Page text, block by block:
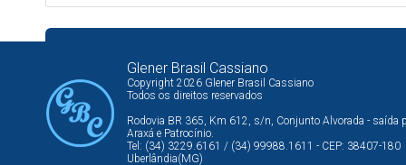
Glener Brasil Cassiano
Copyright 2026 Glener Brasil Cassiano
Todos os direitos reservados
Rodovia BR 365, Km 612, s/n, Conjunto Alvorada - saída
Araxá e Patrocínio.
Tel: (34) 3229.6161 / (34) 99988.1611 - CEP: 38407-180
Uberlândia(MG)